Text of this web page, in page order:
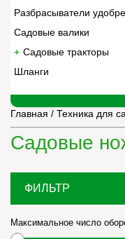
Разбрасыватели
Садовые валики
Садовые тракторы
Шланги
Главная / Техника для
Садовые
ФИЛЬТР
Максимальное число